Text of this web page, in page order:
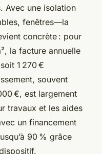
Avec une isolation
fenêtres—la
concrète : pour
la facture annuelle
1 270 €
souvent
€, est largement
travaux et les aides
un financement
90 % grâce